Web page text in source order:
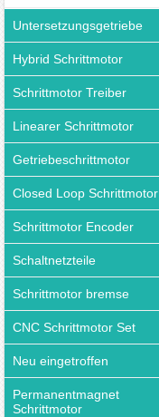
Untersetzungsgetriebe
Hybrid Schrittmotor
Schrittmotor Treiber
Linearer Schrittmotor
Getriebeschrittmotor
Closed Loop Schrittmotor
Schrittmotor Encoder
Schaltnetzteile
Schrittmotor bremse
CNC Schrittmotor Set
Neu eingetroffen
Permanentmagnet
Schrittmotor